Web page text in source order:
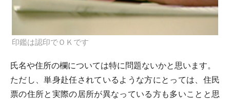
印鑑は認印でＯＫです
氏名や住所の欄については特に問題ないかと思います。
ただし、単身赴任されているような方にとっては、住民
票の住所と実際の居所が異なっている方も多いことと思